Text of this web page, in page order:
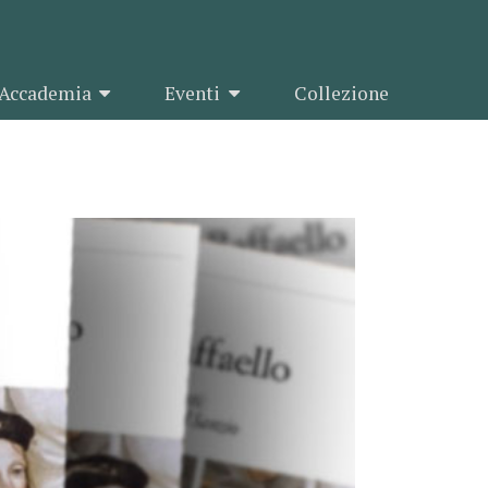
Eventi Collezione